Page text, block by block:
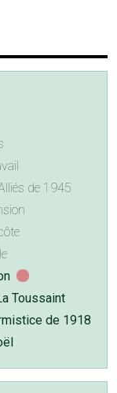
de 1945
Toussaint
de 1918